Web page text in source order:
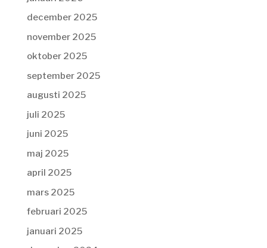
december 2025
november 2025
oktober 2025
september 2025
augusti 2025
juli 2025
juni 2025
maj 2025
april 2025
mars 2025
februari 2025
januari 2025